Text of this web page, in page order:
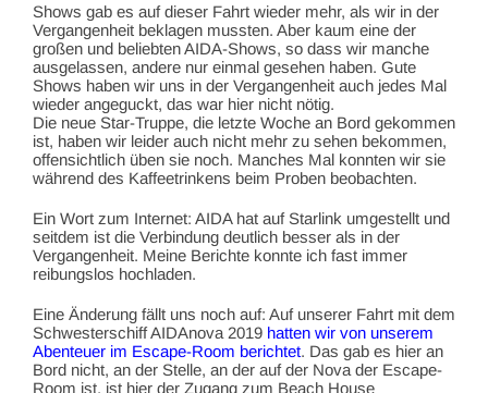
Shows gab es auf dieser Fahrt wieder mehr, als wir in der
Vergangenheit beklagen mussten. Aber kaum eine der
großen und beliebten AIDA-Shows, so dass wir manche
ausgelassen, andere nur einmal gesehen haben. Gute
Shows haben wir uns in der Vergangenheit auch jedes Mal
wieder angeguckt, das war hier nicht nötig.
Die neue Star-Truppe, die letzte Woche an Bord gekommen
ist, haben wir leider auch nicht mehr zu sehen bekommen,
offensichtlich üben sie noch. Manches Mal konnten wir sie
während des Kaffeetrinkens beim Proben beobachten.
Ein Wort zum Internet: AIDA hat auf Starlink umgestellt und
seitdem ist die Verbindung deutlich besser als in der
Vergangenheit. Meine Berichte konnte ich fast immer
reibungslos hochladen.
Eine Änderung fällt uns noch auf: Auf unserer Fahrt mit dem
Schwesterschiff AIDAnova 2019 hatten wir von unserem
Abenteuer im Escape-Room berichtet. Das gab es hier an
Bord nicht, an der Stelle, an der auf der Nova der Escape-
Room ist, ist hier der Zugang zum Beach House